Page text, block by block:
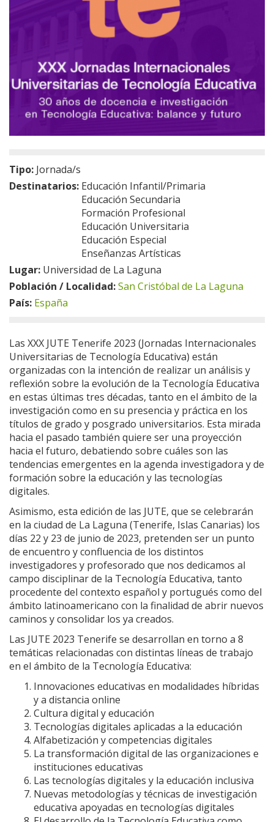
Tipo: Jornada/s
Destinatarios: Educación Infantil/Primaria
Educación Secundaria
Formación Profesional
Educación Universitaria
Educación Especial
Enseñanzas Artísticas
Lugar: Universidad de La Laguna
Población / Localidad:San Cristóbal de La Laguna
País: España
Las XXX JUTE Tenerife 2023 (Jornadas Internacionales
Universitarias de Tecnología Educativa) están
organizadas con la intención de realizar un análisis y
reflexión sobre la evolución de la Tecnología Educativa
en estas últimas tres décadas, tanto en el ámbito de la
investigación como en su presencia y práctica en los
títulos de grado y posgrado universitarios. Esta mirada
hacia el pasado también quiere ser una proyección
hacia el futuro, debatiendo sobre cuáles son las
tendencias emergentes en la agenda investigadora y de
formación sobre la educación y las tecnologías
digitales.
Asimismo, esta edición de las JUTE, que se celebrarán
en la ciudad de La Laguna (Tenerife, Islas Canarias) los
días 22 y 23 de junio de 2023, pretenden ser un punto
de encuentro y confluencia de los distintos
investigadores y profesorado que nos dedicamos al
campo disciplinar de la Tecnología Educativa, tanto
procedente del contexto español y portugués como del
ámbito latinoamericano con la finalidad de abrir nuevos
caminos y consolidar los ya creados.
Las JUTE 2023 Tenerife se desarrollan en torno a 8
temáticas relacionadas con distintas líneas de trabajo
en el ámbito de la Tecnología Educativa:
Innovaciones educativas en modalidades híbridas
y a distancia online
Cultura digital y educación
Tecnologías digitales aplicadas a la educación
Alfabetización y competencias digitales
La transformación digital de las organizaciones e
instituciones educativas
Las tecnologías digitales y la educación inclusiva
Nuevas metodologías y técnicas de investigación
educativa apoyadas en tecnologías digitales